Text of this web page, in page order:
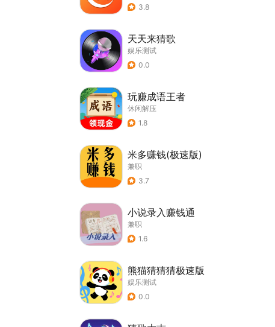
3.8
天天来猜歌
娱乐测试
0.0
玩赚成语王者
休闲解压
1.8
米多赚钱(极速版)
兼职
3.7
小说录入赚钱通
兼职
1.6
熊猫猜猜猜极速版
娱乐测试
0.0